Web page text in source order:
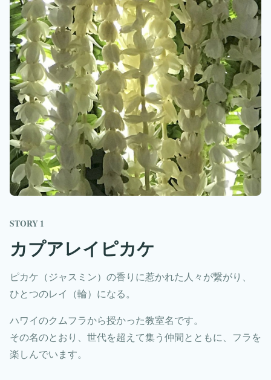
STORY 1
カプアレイピカケ
ピカケ（ジャスミン）の香りに惹かれた人々が繋がり、
ひとつのレイ（輪）になる。
ハワイのクムフラから授かった教室名です。
その名のとおり、世代を超えて集う仲間とともに、フラを
楽しんでいます。